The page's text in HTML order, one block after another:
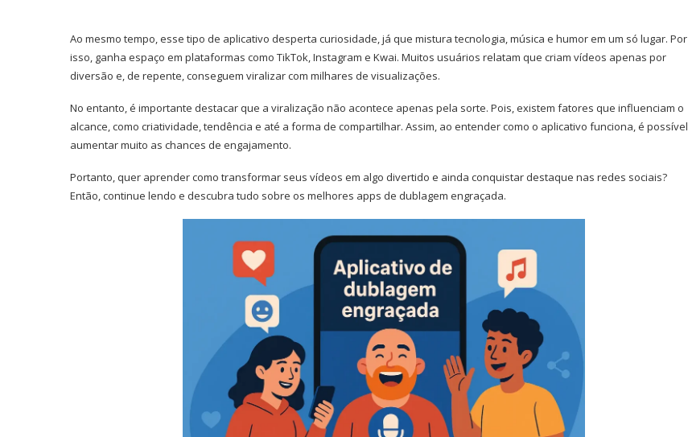
Ao mesmo tempo, esse tipo de aplicativo desperta curiosidade, já que mistura tecnologia, música e humor em um só lugar. Por
isso, ganha espaço em plataformas como TikTok, Instagram e Kwai. Muitos usuários relatam que criam vídeos apenas por
diversão e, de repente, conseguem viralizar com milhares de visualizações.
No entanto, é importante destacar que a viralização não acontece apenas pela sorte. Pois, existem fatores que influenciam o
alcance, como criatividade, tendência e até a forma de compartilhar. Assim, ao entender como o aplicativo funciona, é possível
aumentar muito as chances de engajamento.
Portanto, quer aprender como transformar seus vídeos em algo divertido e ainda conquistar destaque nas redes sociais?
Então, continue lendo e descubra tudo sobre os melhores apps de dublagem engraçada.